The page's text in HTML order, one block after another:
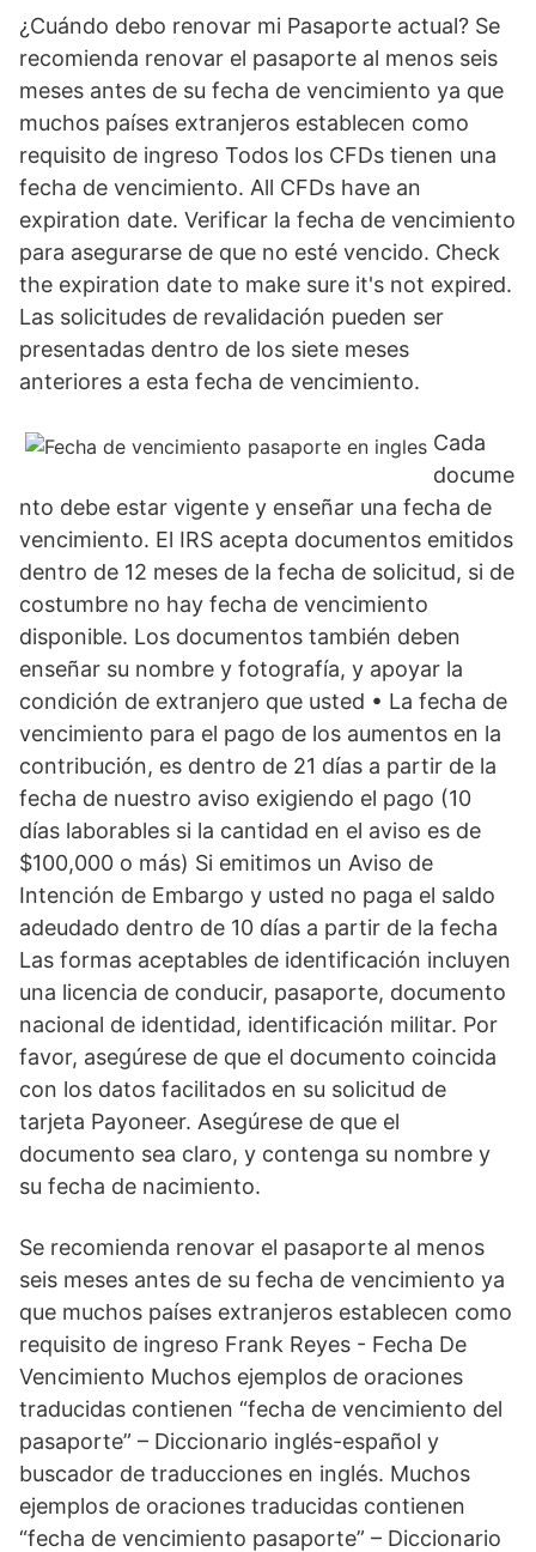
¿Cuándo debo renovar mi Pasaporte actual? Se
recomienda renovar el pasaporte al menos seis
meses antes de su fecha de vencimiento ya que
muchos países extranjeros establecen como
requisito de ingreso Todos los CFDs tienen una
fecha de vencimiento. All CFDs have an
expiration date. Verificar la fecha de vencimiento
para asegurarse de que no esté vencido. Check
the expiration date to make sure it's not expired.
Las solicitudes de revalidación pueden ser
presentadas dentro de los siete meses
anteriores a esta fecha de vencimiento.
Cada
docume
nto debe estar vigente y enseñar una fecha de
vencimiento. El IRS acepta documentos emitidos
dentro de 12 meses de la fecha de solicitud, si de
costumbre no hay fecha de vencimiento
disponible. Los documentos también deben
enseñar su nombre y fotografía, y apoyar la
condición de extranjero que usted • La fecha de
vencimiento para el pago de los aumentos en la
contribución, es dentro de 21 días a partir de la
fecha de nuestro aviso exigiendo el pago (10
días laborables si la cantidad en el aviso es de
$100,000 o más) Si emitimos un Aviso de
Intención de Embargo y usted no paga el saldo
adeudado dentro de 10 días a partir de la fecha
Las formas aceptables de identificación incluyen
una licencia de conducir, pasaporte, documento
nacional de identidad, identificación militar. Por
favor, asegúrese de que el documento coincida
con los datos facilitados en su solicitud de
tarjeta Payoneer. Asegúrese de que el
documento sea claro, y contenga su nombre y
su fecha de nacimiento.
Se recomienda renovar el pasaporte al menos
seis meses antes de su fecha de vencimiento ya
que muchos países extranjeros establecen como
requisito de ingreso Frank Reyes - Fecha De
Vencimiento Muchos ejemplos de oraciones
traducidas contienen “fecha de vencimiento del
pasaporte” – Diccionario inglés-español y
buscador de traducciones en inglés. Muchos
ejemplos de oraciones traducidas contienen
“fecha de vencimiento pasaporte” – Diccionario